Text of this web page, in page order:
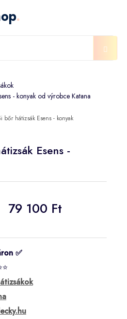
.
- konyak od výrobce Katana
Esens -
79 100 Ft
✅